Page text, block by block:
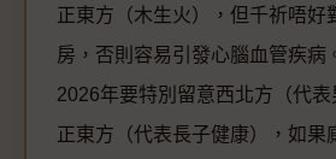
正東方（木生火），但千祈唔好
房，否則容易引發心腦血管疾病
2026年要特別留意西北方（代表
正東方（代表長子健康），如果